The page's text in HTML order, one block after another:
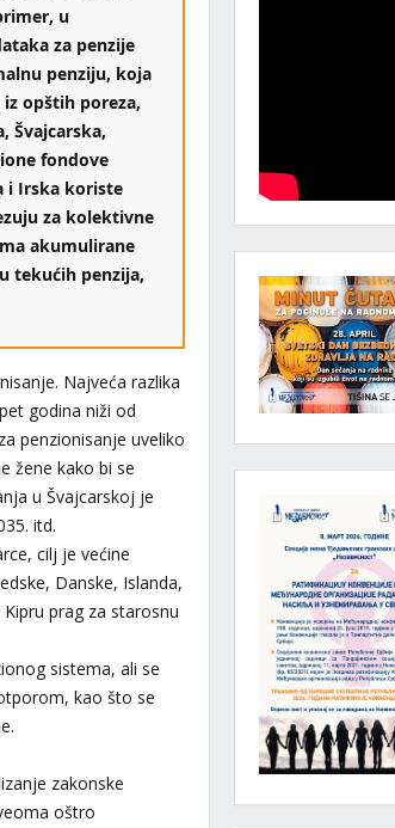
u
za penzije
penziju, koja
opštih poreza,
Švajcarska,
fondove
i Irska koriste
za kolektivne
akumulirane
tekućih penzija,
Najveća razlika
godina niži od
penzionisanje uveliko
žene kako bi se
u Švajcarskoj je
itd.
cilj je većine
Danske, Islanda,
prag za starosnu
sistema, ali se
kao što se
zakonske
oštro